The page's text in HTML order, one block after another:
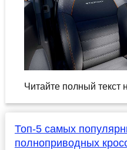
Читайте полный текст
Топ-5 самых
полноприводных